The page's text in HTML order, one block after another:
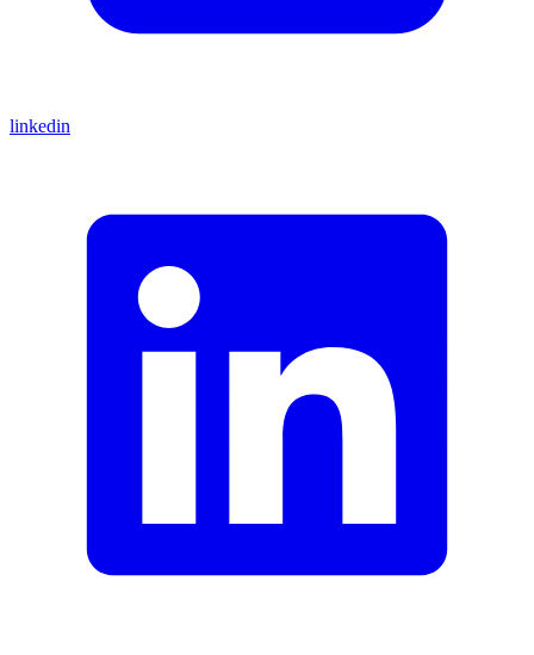
linkedin